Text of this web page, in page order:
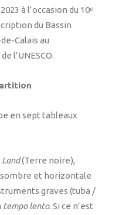
à l’occasion du 10e
du Bassin
Calais au
l’UNESCO.
en sept tableaux
(Terre noire),
et horizontale
graves (tuba /
tempo lento. Si ce n’est